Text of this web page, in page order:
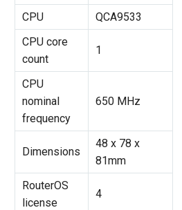
CPU
QCA9533
CPU core
count
1
CPU
nominal
frequency
650 MHz
Dimensions
48 x 78 x
81mm
RouterOS
license
4